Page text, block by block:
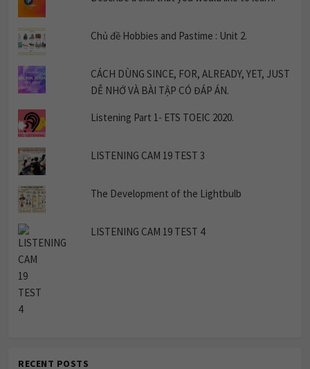
Chủ đề Hobbies and Pastime : Unit 2.
CÁCH DÙNG SINCE, FOR, ALREADY, YET, JUST
DỄ NHỚ VÀ BÀI TẬP CÓ ĐÁP ÁN.
Listening Part 1- ETS TOEIC 2020.
LISTENING CAM 19 TEST 3
The Development of the Lightbulb
LISTENING CAM 19 TEST 4
RECENT POSTS